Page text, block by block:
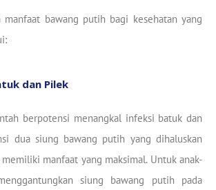
bawang putih bagi kesehatan yang
dan Pilek
berpotensi menangkal infeksi batuk dan
dua siung bawang putih yang dihaluskan
manfaat yang maksimal. Untuk anak-
siung bawang putih pada